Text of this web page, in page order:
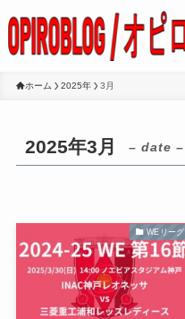
ホーム 2025年 3月
2025年3月 – date –
WEリーグ